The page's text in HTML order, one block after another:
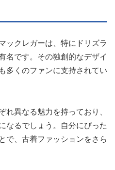
ックレガーは、特にドリズラ
名です。その独創的なデザイ
多くのファンに支持されてい
れ異なる魅力を持っており、
なるでしょう。自分にぴった
で、古着ファッションをさら